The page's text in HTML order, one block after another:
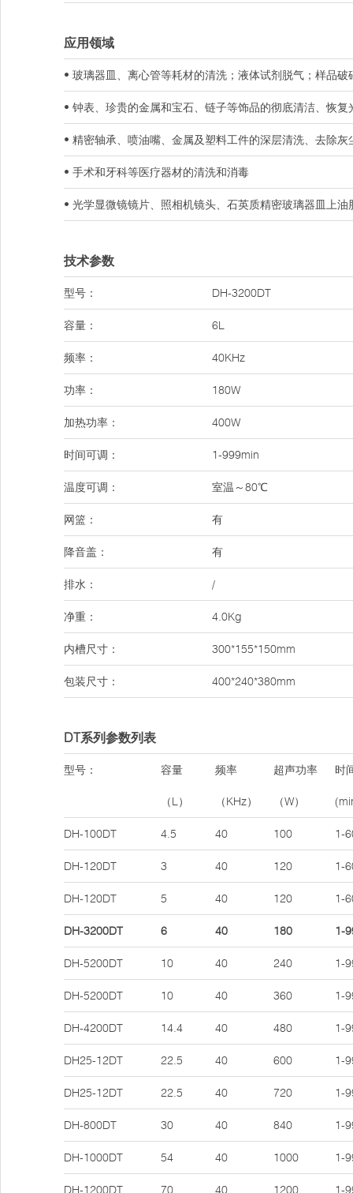
应用领域
• 玻璃器皿、离心管等耗材的清洗；液体试剂脱气；样品破
• 钟表、珍贵的金属和宝石、链子等饰品的彻底清洁、恢复
• 精密轴承、喷油嘴、金属及塑料工件的深层清洗、去除灰
• 手术和牙科等医疗器材的清洗和消毒
• 光学显微镜镜片、照相机镜头、石英质精密玻璃器皿上油
技术参数
型号： DH-3200DT
容量： 6L
频率： 40KHz
功率： 180W
加热功率： 400W
时间可调： 1-999min
温度可调： 室温～80℃
网篮： 有
降音盖： 有
排水： /
净重： 4.0Kg
内槽尺寸： 300*155*150mm
包装尺寸： 400*240*380mm
DT系列参数列表
型号： 容量
（L）
频率
（KHz）
超声功率
（W）
时
DH-100DT 4.5 40 100 1-
DH-120DT 3 40 120 1-
DH-120DT 5 40 120 1-
DH-3200DT 6 40 180 1-
DH-5200DT 10 40 240 1-
DH-5200DT 10 40 360 1-
DH-4200DT 14.4 40 480 1-
DH25-12DT 22.5 40 600 1-
DH25-12DT 22.5 40 720 1-
DH-800DT 30 40 840 1-
DH-1000DT 54 40 1000 1-
DH-1200DT 70 40 1200 1-